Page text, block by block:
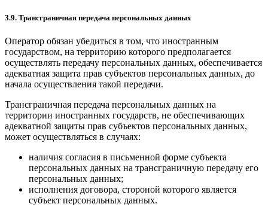
3.9. Трансграничная передача персональных данных
Оператор обязан убедиться в том, что иностранным
государством, на территорию которого предполагается
осуществлять передачу персональных данных, обеспечивается
адекватная защита прав субъектов персональных данных, до
начала осуществления такой передачи.
Трансграничная передача персональных данных на
территории иностранных государств, не обеспечивающих
адекватной защиты прав субъектов персональных данных,
может осуществляться в случаях:
наличия согласия в письменной форме субъекта
персональных данных на трансграничную передачу его
персональных данных;
исполнения договора, стороной которого является
субъект персональных данных.